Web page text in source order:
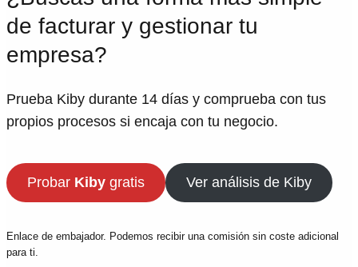
de facturar y gestionar tu
empresa?
Prueba Kiby durante 14 días y comprueba con tus
propios procesos si encaja con tu negocio.
Probar Kibygratis Ver análisis de Kiby
Enlace de embajador. Podemos recibir una comisión sin coste adicional
para ti.